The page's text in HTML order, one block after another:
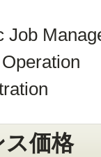
価格